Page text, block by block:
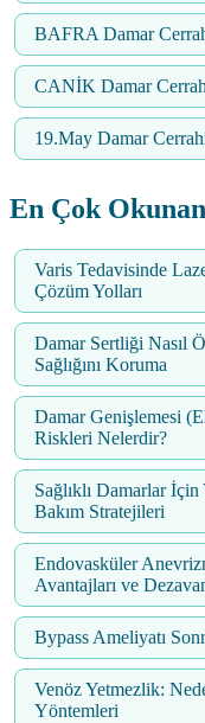
BAFRA Damar
CANİK Damar
19.May Damar
En Çok
Varis Tedavisinde
Çözüm Yolları
Damar Sertliği Nasıl
Sağlığını Koruma
Damar Genişlemesi
Riskleri Nelerdir?
Sağlıklı Damarlar
Bakım Stratejileri
Endovasküler
Avantajları ve
Bypass Ameliyatı
Venöz Yetmezlik:
Yöntemleri